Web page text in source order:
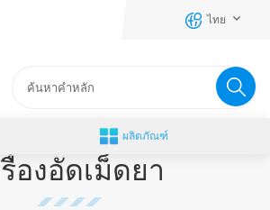
ไทย
ผลิตภัณฑ์
องอัดเม็ดยา